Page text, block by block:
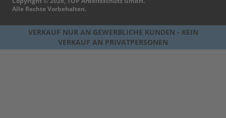
Alle Rechte Vorbehalten.
VERKAUF NUR AN GEWERBLICHE KUNDEN - KEIN
VERKAUF AN PRIVATPERSONEN